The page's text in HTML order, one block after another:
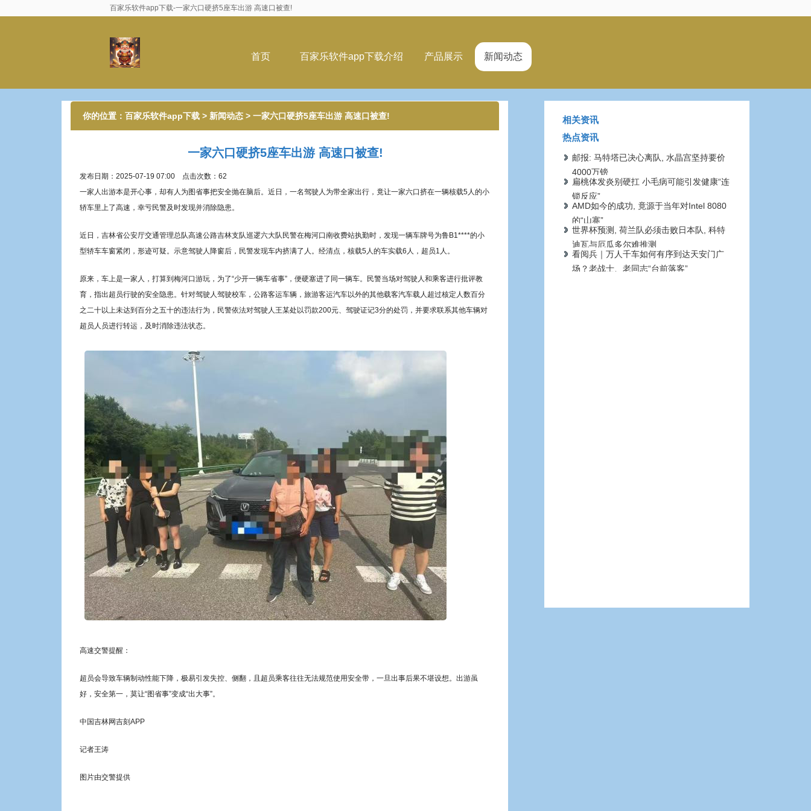
百家乐软件app下载-一家六口硬挤5座车出游 高速口被查!
首页 百家乐软件app下载介绍 产品展示 新闻动态
你的位置： 百家乐软件app下载 > 新闻动态 > 一家六口硬挤5座车出游 高速口被查!
一家六口硬挤5座车出游 高速口被查!
发布日期：2025-07-19 07:00 点击次数：62
一家人出游本是开心事，却有人为图省事把安全抛在脑后。近日，一名驾驶人为带全家出行，竟让一家六口挤在一辆核载5人的小
轿车里上了高速，幸亏民警及时发现并消除隐患。
近日，吉林省公安厅交通管理总队高速公路吉林支队巡逻六大队民警在梅河口南收费站执勤时，发现一辆车牌号为鲁B1****的小
型轿车车窗紧闭，形迹可疑。示意驾驶人降窗后，民警发现车内挤满了人。经清点，核载5人的车实载6人，超员1人。
原来，车上是一家人，打算到梅河口游玩，为了“少开一辆车省事”，便硬塞进了同一辆车。民警当场对驾驶人和乘客进行批评教
育，指出超员行驶的安全隐患。针对驾驶人驾驶校车，公路客运车辆，旅游客运汽车以外的其他载客汽车载人超过核定人数百分
之二十以上未达到百分之五十的违法行为，民警依法对驾驶人王某处以罚款200元、驾驶证记3分的处罚，并要求联系其他车辆对
超员人员进行转运，及时消除违法状态。
高速交警提醒：
超员会导致车辆制动性能下降，极易引发失控、侧翻，且超员乘客往往无法规范使用安全带，一旦出事后果不堪设想。出游虽
好，安全第一，莫让“图省事”变成“出大事”。
中国吉林网吉刻APP
记者王涛
图片由交警提供
相关资讯
热点资讯
邮报: 马特塔已决心离队, 水晶宫坚持要价
4000万镑
扁桃体发炎别硬扛 小毛病可能引发健康“连
锁反应”
AMD如今的成功, 竟源于当年对Intel 8080
的“山寨”
世界杯预测, 荷兰队必须击败日本队, 科特
迪瓦与厄瓜多尔难推测
看阅兵｜万人千车如何有序到达天安门广
场？老战士、老同志“台前落客”